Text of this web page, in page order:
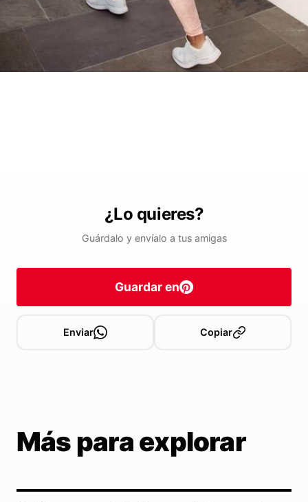
¿Lo quieres?
Guárdalo y envíalo a tus amigas
Guardar en
Enviar Copiar
Más para explorar